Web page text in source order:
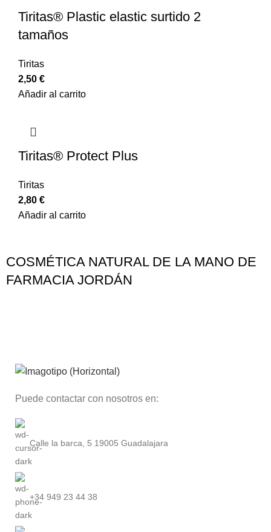
Tiritas® Plastic elastic surtido 2
tamaños
Tiritas
2,50 €
Añadir al carrito
Tiritas® Protect Plus
Tiritas
2,80 €
Añadir al carrito
COSMÉTICA NATURAL DE LA MANO DE
FARMACIA JORDÁN
Puede contactar con nosotros en:
Calle la barca, 5 19005 Guadalajara
+34 949 23 44 38